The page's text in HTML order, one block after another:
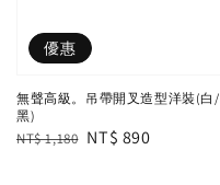
優惠
無聲高級。吊帶開叉造型洋裝(白/
黑)
Regular
NT$ 1,180 Sale
NT$ 890